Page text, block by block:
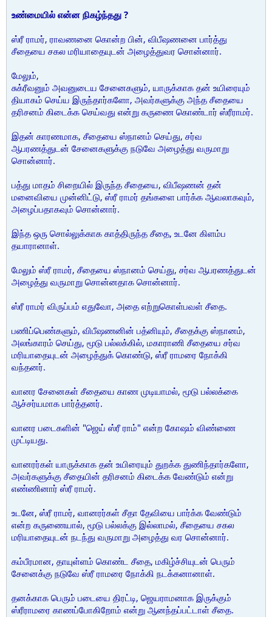
உண்மையில் என்ன நிகழ்ந்தது ?
ஸ்ரீ ராமர், ராவணனை கொன்ற பின், விபீஷணனை பார்த்து
சீதையை சகல மரியாதையுடன் அழைத்துவர சொன்னார்.
மேலும்,
சுக்ரீவனும் அவனுடைய சேனைகளும், யாருக்காக தன் உயிரையும்
தியாகம் செய்ய இருந்தார்களோ, அவர்களுக்கு அந்த சீதையை
தரிசனம் கிடைக்க செய்வது என்று கருணை கொண்டார் ஸ்ரீராமர்.
இதன் காரணமாக, சீதையை ஸ்நானம் செய்து, சர்வ
ஆபரணத்துடன் சேனைகளுக்கு நடுவே அழைத்து வருமாறு
சொன்னார்.
பத்து மாதம் சிறையில் இருந்த சீதையை, விபீஷணன் தன்
மனைவியை முன்னிட்டு, ஸ்ரீ ராமர் தங்களை பார்க்க ஆவலாகவும்,
அழைப்பதாகவும் சொன்னார்.
இந்த ஒரு சொல்லுக்காக காத்திருந்த சீதை, உடனே கிளம்ப
தயாரானாள்.
மேலும் ஸ்ரீ ராமர், சீதையை ஸ்நானம் செய்து, சர்வ ஆபரணத்துடன்
அழைத்து வருமாறு சொன்னதாக சொன்னார்.
ஸ்ரீ ராமர் விருப்பம் எதுவோ, அதை எற்றுகொள்பவள் சீதை.
பணிப்பெண்களும், விபீஷணனின் பத்னியும், சீதைக்கு ஸ்நானம்,
அலங்காரம் செய்து, மூடு பல்லக்கில், மகாராணி சீதையை சர்வ
மரியாதையுடன் அழைத்துக் கொண்டு, ஸ்ரீ ராமரை நோக்கி
வந்தனர்.
வானர சேனைகள் சீதையை காண முடியாமல், மூடு பல்லக்கை
ஆச்சர்யமாக பார்த்தனர்.
வானர படைகளின் "ஜெய் ஸ்ரீ ராம்" என்ற கோஷம் விண்ணை
முட்டியது.
வானரர்கள் யாருக்காக தன் உயிரையும் துறக்க துணிந்தார்களோ,
அவர்களுக்கு சீதையின் தரிசனம் கிடைக்க வேண்டும் என்று
எண்ணினார் ஸ்ரீ ராமர்.
உடனே, ஸ்ரீ ராமர், வானரர்கள் சீதா தேவியை பார்க்க வேண்டும்
என்ற கருணையால், மூடு பல்லக்கு இல்லாமல், சீதையை சகல
மரியாதையுடன் நடந்து வருமாறு அழைத்து வர சொன்னார்.
கம்பீரமான, தாயுள்ளம் கொண்ட சீதை, மகிழ்ச்சியுடன் பெரும்
சேனைக்கு நடுவே ஸ்ரீ ராமரை நோக்கி நடக்கனானாள்.
தனக்காக பெரும் படையை திரட்டி, ஜெயராமனாக இருக்கும்
ஸ்ரீராமரை காணப்போகிறோம் என்று ஆனந்தப்பட்டாள் சீதை.